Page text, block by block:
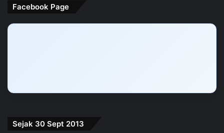
Facebook Page
Sejak 30 Sept 2013